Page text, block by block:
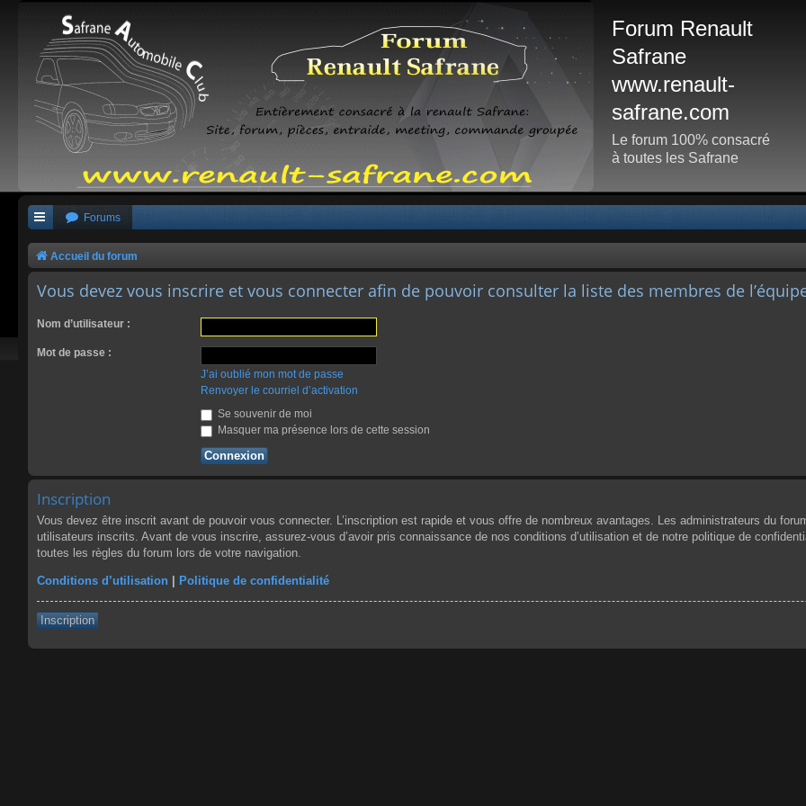
Forum Renault
Safrane
www.renault-
safrane.com
Le forum 100% consacré
à toutes les Safrane
Forums
Accueil du forum
Vous devez vous inscrire et vous connecter afin de pouvoir consulter la liste des membres de
Nom d’utilisateur :
Mot de passe :
J’ai oublié mon mot de passe
Renvoyer le courriel d’activation
Se souvenir de moi
Masquer ma présence lors de cette session
Inscription
Vous devez être inscrit avant de pouvoir vous connecter. L’inscription est rapide et vous offre de nombreux avantages. Les administrateurs du
utilisateurs inscrits. Avant de vous inscrire, assurez-vous d’avoir pris connaissance de nos conditions d’utilisation et de notre politique de
toutes les règles du forum lors de votre navigation.
Conditions d’utilisation Politique de confidentialité
Inscription